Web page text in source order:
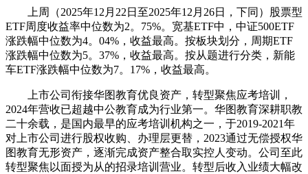
上周（2025年12月22日至2025年12月26日，下同）股票型
ETF周度收益率中位数为2。75%。宽基ETF中，中证500ETF
涨跌幅中位数为4。04%，收益最高。按板块划分，周期ETF
涨跌幅中位数为5。37%，收益最高。按从题进行分类，新能
车ETF涨跌幅中位数为7。17%，收益最高。
上市公司衔接华图教育优良资产，转型聚焦应考培训，
2024年营收已超越中公教育成为行业第一。华图教育深耕职教
二十余载，是国内最早的应考培训机构之一，于2019-2021年
对上市公司进行股权收购、办理层更替，2023通过无偿授权华
图教育无形资产，逐渐完成资产整合取实控人变动。公司至此
转型聚焦以面授为从的招录培训营业。转型后收入业绩大幅改